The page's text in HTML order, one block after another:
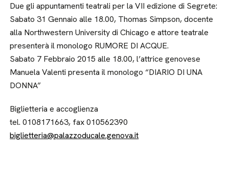
Due gli appuntamenti teatrali per la VII edizione di Segrete:
Sabato 31 Gennaio alle 18.00, Thomas Simpson, docente
alla Northwestern University di Chicago e attore teatrale
presenterà il monologo RUMORE DI ACQUE.
Sabato 7 Febbraio 2015 alle 18.00, l’attrice genovese
Manuela Valenti presenta il monologo “DIARIO DI UNA
DONNA”
Biglietteria e accoglienza
tel. 0108171663, fax 010562390
biglietteria@palazzoducale.genova.it